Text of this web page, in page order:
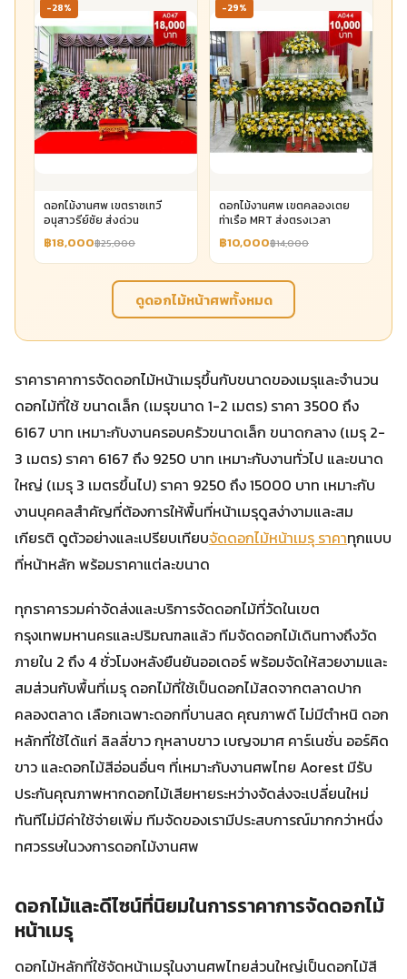
-28%
ดอกไม้งานศพ เขตราชเทวี
อนุสาวรีย์ชัย ส่งด่วน
฿18,000฿25,000
-29%
ดอกไม้งานศพ เขตคลองเตย
ท่าเรือ MRT ส่งตรงเวลา
฿10,000฿14,000
ดูดอกไม้หน้าศพทั้งหมด
ราคาราคาการจัดดอกไม้หน้าเมรุขึ้นกับขนาดของเมรุและจำนวน
ดอกไม้ที่ใช้ ขนาดเล็ก (เมรุขนาด 1-2 เมตร) ราคา 3500 ถึง
6167 บาท เหมาะกับงานครอบครัวขนาดเล็ก ขนาดกลาง (เมรุ 2-
3 เมตร) ราคา 6167 ถึง 9250 บาท เหมาะกับงานทั่วไป และขนาด
ใหญ่ (เมรุ 3 เมตรขึ้นไป) ราคา 9250 ถึง 15000 บาท เหมาะกับ
งานบุคคลสำคัญที่ต้องการให้พื้นที่หน้าเมรุดูสง่างามและสม
เกียรติ ดูตัวอย่างและเปรียบเทียบจัดดอกไม้หน้าเมรุ ราคาทุกแบบ
ที่หน้าหลัก พร้อมราคาแต่ละขนาด
ทุกราคารวมค่าจัดส่งและบริการจัดดอกไม้ที่วัดในเขต
กรุงเทพมหานครและปริมณฑลแล้ว ทีมจัดดอกไม้เดินทางถึงวัด
ภายใน 2 ถึง 4 ชั่วโมงหลังยืนยันออเดอร์ พร้อมจัดให้สวยงามและ
สมส่วนกับพื้นที่เมรุ ดอกไม้ที่ใช้เป็นดอกไม้สดจากตลาดปาก
คลองตลาด เลือกเฉพาะดอกที่บานสด คุณภาพดี ไม่มีตำหนิ ดอก
หลักที่ใช้ได้แก่ ลิลลี่ขาว กุหลาบขาว เบญจมาศ คาร์เนชั่น ออร์คิด
ขาว และดอกไม้สีอ่อนอื่นๆ ที่เหมาะกับงานศพไทย Aorest มีรับ
ประกันคุณภาพหากดอกไม้เสียหายระหว่างจัดส่งจะเปลี่ยนใหม่
ทันทีไม่มีค่าใช้จ่ายเพิ่ม ทีมจัดของเรามีประสบการณ์มากกว่าหนึ่ง
ทศวรรษในวงการดอกไม้งานศพ
ดอกไม้และดีไซน์ที่นิยมในการราคาการจัดดอกไม้
หน้าเมรุ
ดอกไม้หลักที่ใช้จัดหน้าเมรุในงานศพไทยส่วนใหญ่เป็นดอกไม้สี